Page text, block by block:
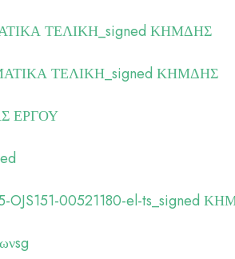
ΤΕΛΙΚΗ_signed ΚΗΜΔΗΣ
ΤΕΛΙΚΗ_signed ΚΗΜΔΗΣ
ΕΡΓΟΥ
00521180-el-ts_signed